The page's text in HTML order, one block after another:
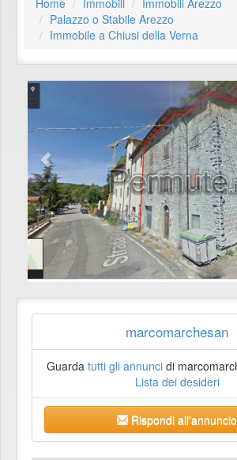
Home Immobili
Immobili Arezzo
Palazzo o Stabile Arezzo
Immobile a Chiusi della Verna
marcomarchesan
Guarda tutti gli annuncidi
Lista dei desideri
Rispondi all'annuncio